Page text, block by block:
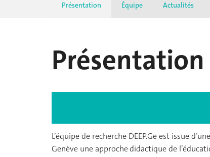
Présentation Équipe Actualités
Présentation
L’équipe de recherche DEEP.Ge est issue
Genève une approche didactique de